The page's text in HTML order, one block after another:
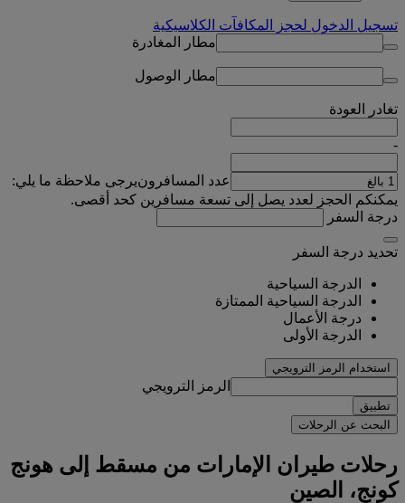
تسجيل الدخول لحجز المكافآت الكلاسيكية
مطار المغادرة
مطار الوصول
تغادر العودة
-
عدد المسافرونيرجى ملاحظة ما يلي:
يمكنكم الحجز لعدد يصل إلى تسعة مسافرين كحد أقصى.
درجة السفر
تحديد درجة السفر
الدرجة السياحية
الدرجة السياحية الممتازة
درجة الأعمال
الدرجة الأولى
استخدام الرمز الترويجي
الرمز الترويجي
تطبيق
البحث عن الرحلات
رحلات طيران الإمارات من مسقط إلى هونج
كونج، الصين